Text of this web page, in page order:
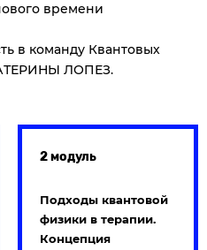
времени
в команду Квантовых
ЛОПЕЗ.
2 модуль
Подходы квантовой
физики в терапии.
Концепция